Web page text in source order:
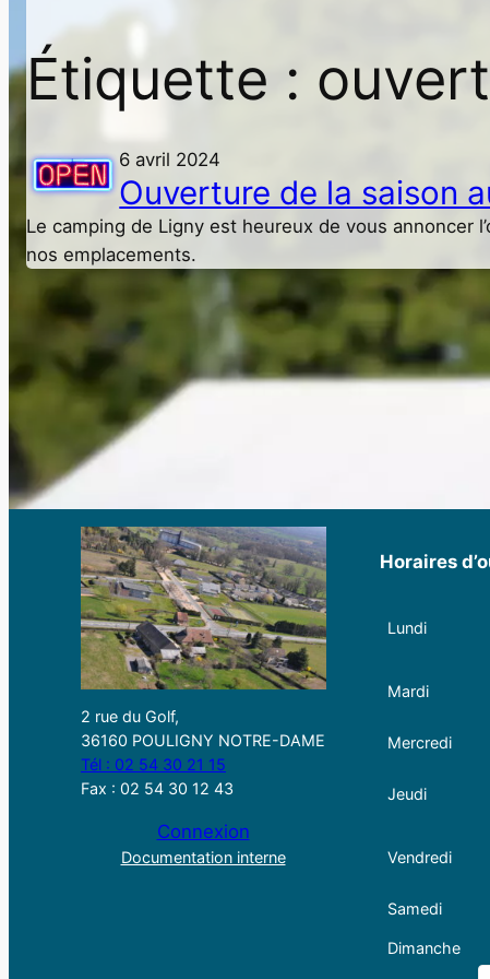
Étiquette : ouvert
6 avril 2024
Ouverture de la saison
Le camping de Ligny est heureux de vous annoncer
nos emplacements.
2 rue du Golf,
36160 POULIGNY NOTRE-DAME
Tél : 02 54 30 21 15
Fax : 02 54 30 12 43
Connexion
Documentation interne
Horaires
Lundi
Mardi
Mercredi
Jeudi
Vendredi
Samedi
Dimanche